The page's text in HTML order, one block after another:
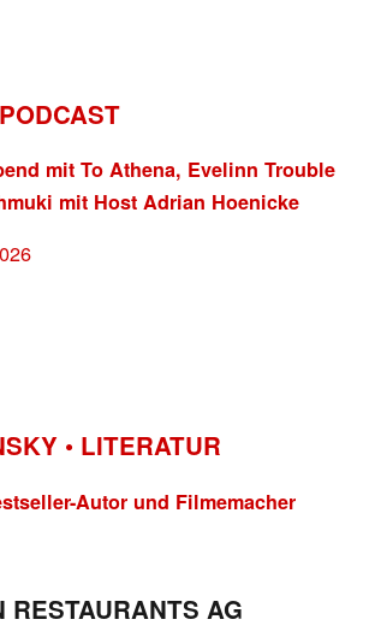
mit To Athena, Evelinn Trouble
mit Host Adrian Hoenicke
• LITERATUR
Autor und Filmemacher
RESTAURANTS AG